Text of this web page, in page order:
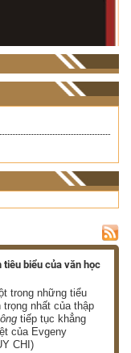
tiêu biểu của văn học
trong những tiểu
trọng nhất của thập
tiếp tục khẳng
của Evgeny
CHI)